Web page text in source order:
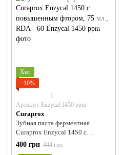
Хит
−10%
1
Артикул: Enzycal 1450 ppm
Curaprox
Зубная паста ферментная
Curaprox Enzycal 1450 с
повышенным фтором, 75 мл.,
RDA - 60
400 грн 444 грн